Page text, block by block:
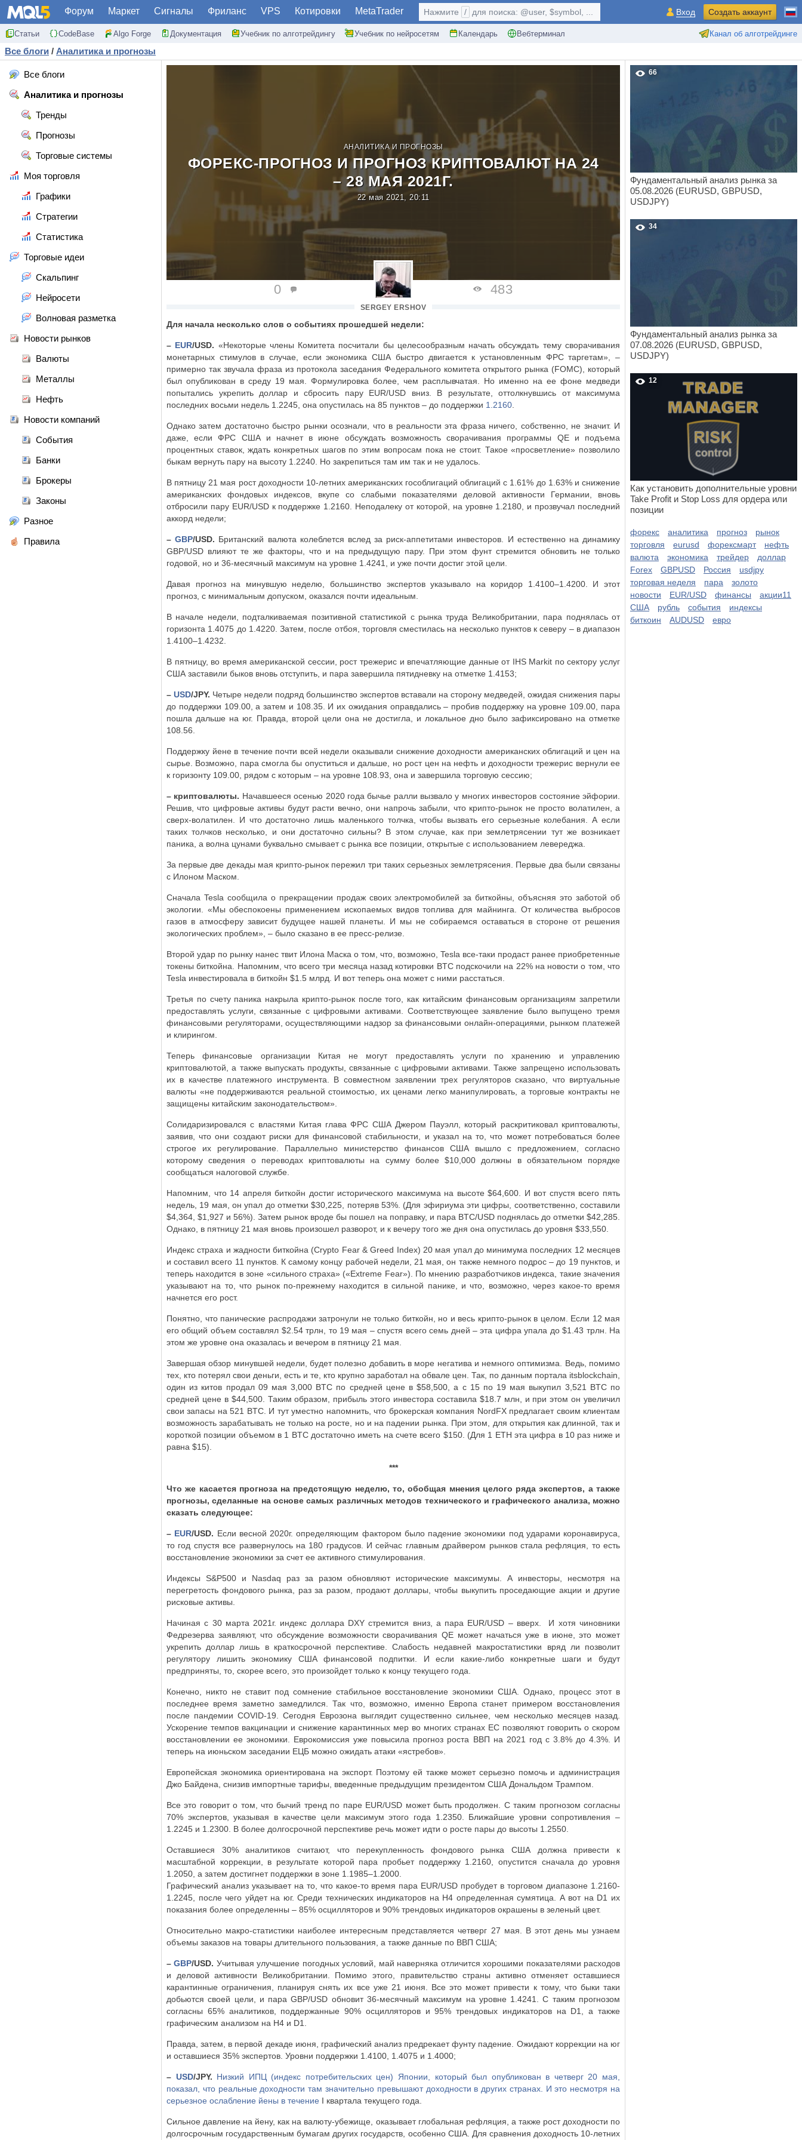
Форум Маркет Сигналы Фриланс VPS Котировки MetaTrader
Статьи CodeBase Algo Forge Документация Учебник по алготрейдингу Учебник по нейросетям Календарь Вебтерминал Канал об алготрейдинге
Нажмите / для поиска: @user, $symbol, ... Вход Создать аккаунт
Все блоги / Аналитика и прогнозы
Все блоги
Аналитика и прогнозы
Тренды
Прогнозы
Торговые системы
Моя торговля
Графики
Стратегии
Статистика
Торговые идеи
Скальпинг
Нейросети
Волновая разметка
Новости рынков
Валюты
Металлы
Нефть
Новости компаний
События
Банки
Брокеры
Законы
Разное
Правила
АНАЛИТИКА И ПРОГНОЗЫ
ФОРЕКС-ПРОГНОЗ И ПРОГНОЗ КРИПТОВАЛЮТ НА 24
– 28 МАЯ 2021Г.
22 мая 2021, 20:11
SERGEY ERSHOV
0 483
Для начала несколько слов о событиях прошедшей недели:
– EUR/USD. «Некоторые члены Комитета посчитали бы целесообразным начать обсуждать тему сворачивания
монетарных стимулов в случае, если экономика США быстро двигается к установленным ФРС таргетам», –
примерно так звучала фраза из протокола заседания Федерального комитета открытого рынка (FOMC), который
был опубликован в среду 19 мая. Формулировка более, чем расплывчатая. Но именно на ее фоне медведи
попытались укрепить доллар и сбросить пару EUR/USD вниз. В результате, оттолкнувшись от максимума
последних восьми недель 1.2245, она опустилась на 85 пунктов – до поддержки 1.2160
Однако затем достаточно быстро рынки осознали, что в реальности эта фраза ничего, собственно, не значит. И
даже, если ФРС США и начнет в июне обсуждать возможность сворачивания программы QEи подъема
процентных ставок, ждать конкретных шагов по этим вопросам пока не стоит. Такое «просветление» позволило
быкам вернуть пару на высоту 1.2240. Но закрепиться там им так и не удалось.
В пятницу 21 мая рост доходности 10-летних американских гособлигаций облигаций с 1.61% до 1.63% и снижение
американских фондовых индексов, вкупе со слабыми показателями деловой активности Германии, вновь
отбросили пару EUR/USDк поддержке 1.2160. Неподалеку от которой, на уровне 1.2180, и прозвучал последний
аккорд недели;
–GBP/USD. Британский валюта колеблется вслед за риск-аппетитами инвесторов. И естественно на динамику
GBP/USD влияют те же факторы, что и на предыдущую пару. При этом фунт стремится обновить не только
годовой, но и 36-месячный максимум на уровне 1.4241, и уже почти достиг этой цели.
Давая прогноз на минувшую неделю, большинство экспертов указывало на коридор 1.4100–1.4200. И этот
прогноз, с минимальным допуском, оказался почти идеальным.
В начале недели, подталкиваемая позитивной статистикой с рынка труда Великобритании, пара поднялась от
горизонта 1.4075 до 1.4220. Затем, после отбоя, торговля сместилась на несколько пунктов к северу – в диапазон
1.4100–1.4232.
В пятницу, во время американской сессии, рост трежерис и впечатляющие данные от IHS Markit по сектору услуг
США заставили быков вновь отступить, и пара завершила пятидневку на отметке 1.4153;
– USD/JPY. Четыре недели подряд большинство экспертов вставали на сторону медведей, ожидая снижения пары
до поддержки 109.00, а затем и 108.35. И их ожидания оправдались – пробив поддержку на уровне 109.00, пара
пошла дальше на юг. Правда, второй цели она не достигла, и локальное дно было зафиксировано на отметке
108.56.
Поддержку йене в течение почти всей недели оказывали снижение доходности американских облигаций и цен на
сырье. Возможно, пара смогла бы опуститься и дальше, но рост цен на нефть и доходности трежерис вернули ее
к горизонту 109.00, рядом с которым – на уровне 108.93, она и завершила торговую сессию;
– криптовалюты. Начавшееся осенью 2020 года бычье ралли вызвало у многих инвесторов состояние эйфории.
Решив, что цифровые активы будут расти вечно, они напрочь забыли, что крипто-рынок не просто волатилен, а
сверх-волатилен. И что достаточно лишь маленького толчка, чтобы вызвать его серьезные колебания. А если
таких толчков несколько, и они достаточно сильны? В этом случае, как при землетрясении тут же возникает
паника, а волна цунами буквально смывает с рынка все позиции, открытые с использованием левереджа.
За первые две декады мая крипто-рынок пережил три таких серьезных землетрясения. Первые два были связаны
с Илоном Маском.
Сначала Tesla сообщила о прекращении продаж своих электромобилей за биткойны, объясняя это заботой об
экологии. «Мы обеспокоены применением ископаемых видов топлива для майнинга. От количества выбросов
газов в атмосферу зависит будущее нашей планеты. И мы не собираемся оставаться в стороне от решения
экологических проблем», – было сказано в ее пресс-релизе.
Второй удар по рынку нанес твит Илона Маска о том, что, возможно, Tesla все-таки продаст ранее приобретенные
токены биткойна. Напомним, что всего три месяца назад котировки BTCподскочили на 22% на новости о том, что
Tesla инвестировала в биткойн $1.5 млрд. И вот теперь она может с ними расстаться.
Третья по счету паника накрыла крипто-рынок после того, как китайским финансовым организациям запретили
предоставлять услуги, связанные с цифровыми активами. Соответствующее заявление было выпущено тремя
финансовыми регуляторами, осуществляющими надзор за финансовыми онлайн-операциями, рынком платежей
и клирингом.
Теперь финансовые организации Китая не могут предоставлять услуги по хранению и управлению
криптовалютой, а также выпускать продукты, связанные с цифровыми активами. Также запрещено использовать
их в качестве платежного инструмента. В совместном заявлении трех регуляторов сказано, что виртуальные
валюты «не поддерживаются реальной стоимостью, их ценами легко манипулировать, а торговые контракты не
защищены китайским законодательством».
Солидаризировался с властями Китая глава ФРС СШАДжером Пауэлл, который раскритиковал криптовалюты,
заявив, что они создают риски для финансовой стабильности, и указал на то, что может потребоваться более
строгое их регулирование. Параллельно министерство финансов США вышло с предложением, согласно
которому сведения о переводах криптовалюты на сумму более $10,000 должны в обязательном порядке
сообщаться налоговой службе.
Напомним, что 14 апреля биткойн достиг исторического максимума на высоте $64,600. И вот спустя всего пять
недель, 19 мая, он упал до отметки $30,225, потеряв 53%. (Для эфириума эти цифры, соответственно, составили
$4,364, $1,927 и 56%). Затем рынок вроде бы пошел на поправку, и пара BTC/USDподнялась до отметки $42,285.
Однако, в пятницу 21 мая вновь произошел разворот, и к вечеру того же дня она опустилась до уровня $33,550.
Индекс страха и жадности биткойна (Crypto Fear&Greed Index) 20 мая упал до минимума последних 12 месяцев
и составил всего 11 пунктов. К самому концу рабочей недели, 21 мая, он также немного подрос – до 19 пунктов, и
теперь находится в зоне «сильного страха» («Extreme Fear»). По мнению разработчиков индекса, такие значения
указывают на то, что рынок по-прежнему находится в сильной панике, и что, возможно, через какое-то время
начнется его рост.
Понятно, что панические распродажи затронули не только биткойн, но и весь крипто-рынок в целом. Если 12 мая
его общий объем составлял $2.54 трлн, то 19 мая – спустя всего семь дней – эта цифра упала до $1.43 трлн. На
этом же уровне она оказалась и вечером в пятницу 21 мая.
Завершая обзор минувшей недели, будет полезно добавить в море негатива и немного оптимизма. Ведь, помимо
тех, кто потерял свои деньги, есть и те, кто крупно заработал на обвале цен. Так, по данным портала itsblockchain
один из китов продал 09 мая 3,000 BTC по средней цене в $58,500, а с 15 по 19 мая выкупил 3,521 BTCпо
средней цене в $44,500. Таким образом, прибыль этого инвестора составила $18.7 млн, и при этом он увеличил
свои запасы на 521 BTC. И тут уместно напомнить, что брокерская компания NordFX предлагает своим клиентам
возможность зарабатывать не только на росте, но и на падении рынка. При этом, для открытия как длинной, так и
короткой позиции объемом в 1 BTCдостаточно иметь на счете всего $150. (Для 1 ETH эта цифра в 10 раз ниже и
равна $15).
***
Что же касается прогноза на предстоящую неделю, то, обобщая мнения целого ряда экспертов, а также
прогнозы, сделанные на основе самых различных методов технического и графического анализа, можно
сказать следующее:
– EUR/USD. Если весной 2020г. определяющим фактором было падение экономики под ударами коронавируса,
то год спустя все развернулось на 180 градусов. И сейчас главным драйвером рынков стала рефляция, то есть
восстановление экономики за счет ее активного стимулирования.
Индексы S&P500 и Nasdaq раз за разом обновляют исторические максимумы. А инвесторы, несмотря на
перегретость фондового рынка, раз за разом, продают доллары, чтобы выкупить проседающие акции и другие
рисковые активы.
Начиная с 30 марта 2021г. индекс доллара DXYстремится вниз, а пара EUR/USD – вверх.
И хотя чиновники
Федрезерва заявляют, что обсуждение возможности сворачивания QE может начаться уже в июне, это может
укрепить доллар лишь в краткосрочной перспективе. Слабость недавней макростатистики вряд ли позволит
регулятору лишить экономику США финансовой подпитки. И если какие-либо конкретные шаги и будут
предприняты, то, скорее всего, это произойдет только к концу текущего года.
Конечно, никто не ставит под сомнение стабильное восстановление экономики США. Однако, процесс этот в
последнее время заметно замедлился. Так что, возможно, именно Европа станет примером восстановления
после пандемии COVID-19. Сегодня Еврозона выглядит существенно сильнее, чем несколько месяцев назад.
Ускорение темпов вакцинации и снижение карантинных мер во многих странах ЕС позволяют говорить о скором
восстановлении ее экономики. Еврокомиссия уже повысила прогноз роста ВВП на 2021 год с 3.8% до 4.3%. И
теперь на июньском заседании ЕЦБ можно ожидать атаки «ястребов».
Европейская экономика ориентирована на экспорт. Поэтому ей также может серьезно помочь и администрация
Джо Байдена, снизив импортные тарифы, введенные предыдущим президентом США Дональдом Трампом.
Все это говорит о том, что бычий тренд по паре EUR/USD может быть продолжен. С таким прогнозом согласны
70% экспертов, указывая в качестве цели максимум этого года 1.2350. Ближайшие уровни сопротивления –
1.2245 и 1.2300. В более долгосрочной перспективе речь может идти о росте пары до высоты 1.2550.
Оставшиеся 30% аналитиков считают, что перекупленность фондового рынка США должна привести к
масштабной коррекции, в результате которой пара пробьет поддержку 1.2160, опустится сначала до уровня
1.2050, а затем достигнет поддержки в зоне 1.1985–1.2000.
Графический анализ указывает на то, что какое-то время пара EUR/USD пробудет в торговом диапазоне 1.2160-
1.2245, после чего уйдет на юг. Среди технических индикаторов на H4 определенная сумятица. А вот на D1 их
показания более определенны – 85% осцилляторов и 90% трендовых индикаторов окрашены в зеленый цвет.
Относительно макро-статистики наиболее интересным представляется четверг 27 мая. В этот день мы узнаем
объемы заказов на товары длительного пользования, а также данные по ВВП США;
–GBP/USD. Учитывая улучшение погодных условий, май наверняка отличится хорошими показателями расходов
и деловой активности Великобритании. Помимо этого, правительство страны активно отменяет оставшиеся
карантинные ограничения, планируя снять их все уже 21 июня. Все это может привести к тому, что быки таки
добьются своей цели, и пара GBP/USD обновит 36-месячный максимум на уровне 1.4241. С таким прогнозом
согласны 65% аналитиков, поддержанные 90% осцилляторов и 95% трендовых индикаторов на D1, а также
графическим анализом на H4 и D1.
Правда, затем, в первой декаде июня, графический анализ предрекает фунту падение. Ожидают коррекции на юг
и оставшиеся 35% экспертов. Уровни поддержки 1.4100, 1.4075 и 1.4000;
– USD/JPY. Низкий ИПЦ (индекс потребительских цен) Японии, который был опубликован в четверг 20 мая,
показал, что реальные доходности там значительно превышают доходности в других странах. И это несмотря на
серьезное ослабление йены в течение I квартала текущего года.
Сильное давление на йену, как на валюту-убежище, оказывает глобальная рефляция, а также рост доходности по
долгосрочным государственным бумагам других государств, особенно США. Для сравнения доходность 10-летних
66
Фундаментальный анализ рынка за
05.08.2026 (EURUSD, GBPUSD,
USDJPY)
34
Фундаментальный анализ рынка за
07.08.2026 (EURUSD, GBPUSD,
USDJPY)
12
Как установить дополнительные уровни
Take Profit и Stop Loss для ордера или
позиции
форекс аналитика прогноз
рынок
торговля
eurusd форексмарт
нефть
валюта
экономика трейдер
доллар
Forex
GBPUSD Россия
usdjpy
торговая неделя
пара
золото
новости
EUR/USD финансы
акции11
США
рубль события
индексы
биткоин
AUDUSD евро